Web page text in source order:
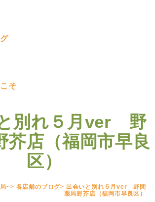
そ
別れ５月ver 野
芥店（福岡市早良
区）
~> 各店舗のブログ> 出会いと別れ５月ver 野間
薬局野芥店（福岡市早良区）